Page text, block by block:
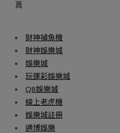
頁
財神捕魚機
財神娛樂城
娛樂城
玩運彩娛樂城
Q8娛樂城
線上老虎機
娛樂城註冊
通博娛樂